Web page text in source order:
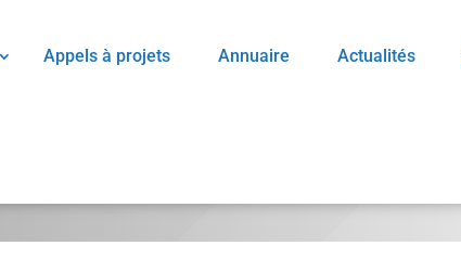
Appels à projets Annuaire Actualités